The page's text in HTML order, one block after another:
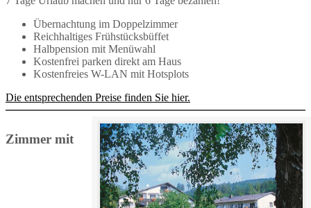
Übernachtung im Doppelzimmer
Reichhaltiges Frühstücksbüffet
Halbpension mit Menüwahl
Kostenfrei parken direkt am Haus
Kostenfreies W-LAN mit Hotsplots
Die entsprechenden Preise finden Sie hier.
Zimmer mit